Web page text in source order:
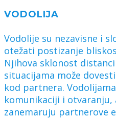
VODOLIJA
Vodolije su nezavisne i
otežati postizanje
Njihova sklonost
situacijama može
kod partnera.
komunikaciji i otvaranju,
zanemaruju partnerove